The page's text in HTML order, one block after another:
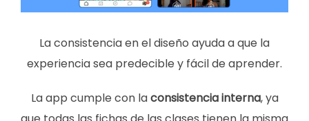
La consistencia en el diseño ayuda a que la
experiencia sea predecible y fácil de aprender.
La app cumple con laconsistencia interna, ya